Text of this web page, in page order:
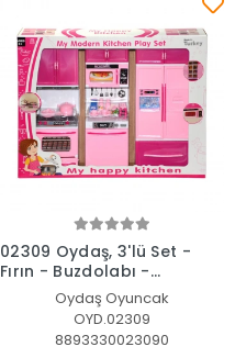
Sepete Ekle
02309 Oydaş, 3'lü Set -
Fırın - Buzdolabı -
Bulaşık Makinesi
Oydaş Oyuncak
OYD.02309
8893330023090